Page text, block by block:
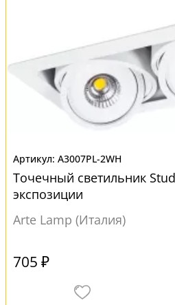
A3007PL-2WH
Точечный светильник
экспозиции
Arte Lamp (Италия)
705 ₽